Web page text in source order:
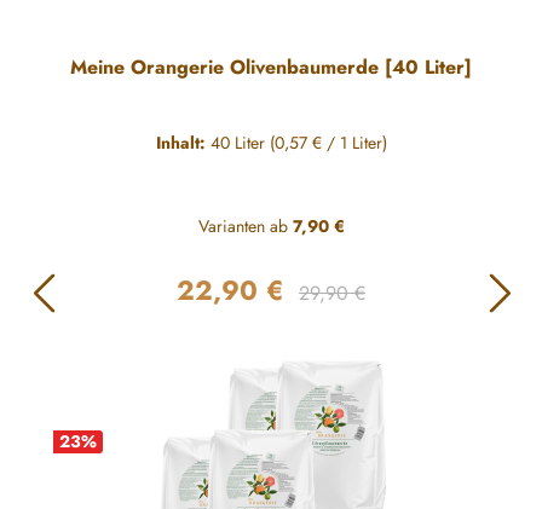
Meine Orangerie Olivenbaumerde [40 Liter]
Inhalt: 40 Liter (0,57 € / 1 Liter)
Varianten ab7,90 €
Verkaufspreis:
22,90 € Regulärer Preis:
29,90 €
23%